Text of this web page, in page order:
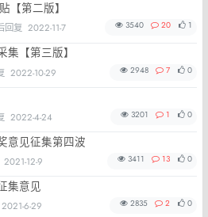
【第二版】
回复 2022-11-7 3540 20 1
【第三版】
2022-10-29 2948 7 0
2022-4-24 3201 1 0
意见征集第四波
2021-12-9 3411 13 0
集意见
2021-6-29 2835 2 0